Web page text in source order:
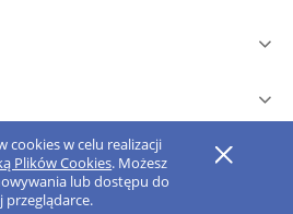
cookies w celu realizacji
Plików Cookies. Możesz
lub dostępu do
przeglądarce.
pełną wersję strony
Shoper.pl